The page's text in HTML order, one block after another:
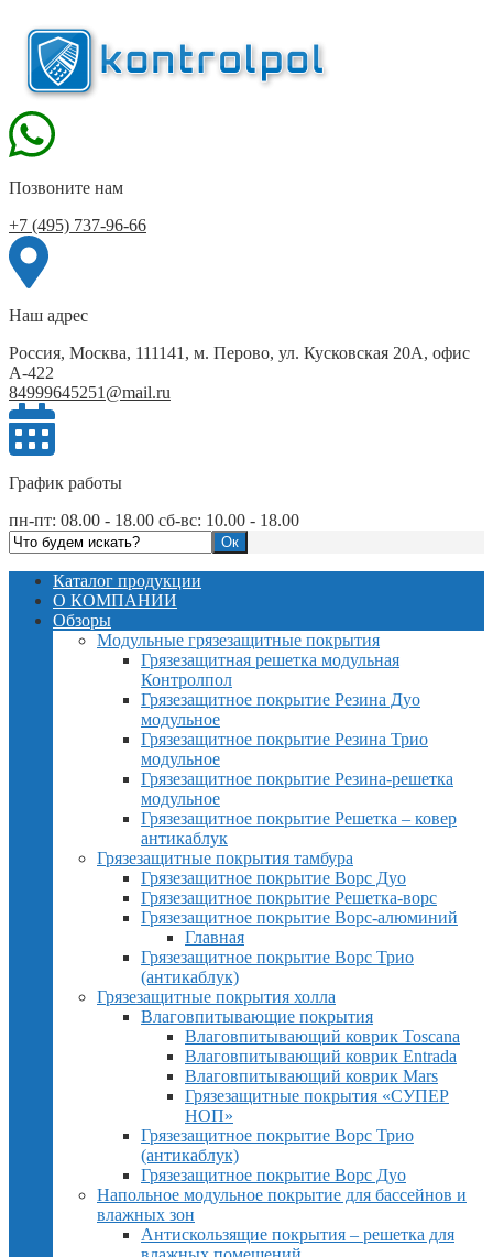
Позвоните нам
+7 (495) 737-96-66
Наш адрес
Россия, Москва, 111141, м. Перово, ул. Кусковская 20А, офис
А-422
84999645251@mail.ru
График работы
пн-пт: 08.00 - 18.00 сб-вс: 10.00 - 18.00
Каталог продукции
О КОМПАНИИ
Обзоры
Модульные грязезащитные покрытия
Грязезащитная решетка модульная
Контролпол
Грязезащитное покрытие Резина Дуо
модульное
Грязезащитное покрытие Резина Трио
модульное
Грязезащитное покрытие Резина-решетка
модульное
Грязезащитное покрытие Решетка – ковер
антикаблук
Грязезащитные покрытия тамбура
Грязезащитное покрытие Ворс Дуо
Грязезащитное покрытие Решетка-ворс
Грязезащитное покрытие Ворс-алюминий
Главная
Грязезащитное покрытие Ворс Трио
(антикаблук)
Грязезащитные покрытия холла
Влаговпитывающие покрытия
Влаговпитывающий коврик Toscana
Влаговпитывающий коврик Entrada
Влаговпитывающий коврик Mars
Грязезащитные покрытия «СУПЕР
НОП»
Грязезащитное покрытие Ворс Трио
(антикаблук)
Грязезащитное покрытие Ворс Дуо
Напольное модульное покрытие для бассейнов и
влажных зон
Антискользящие покрытия – решетка для